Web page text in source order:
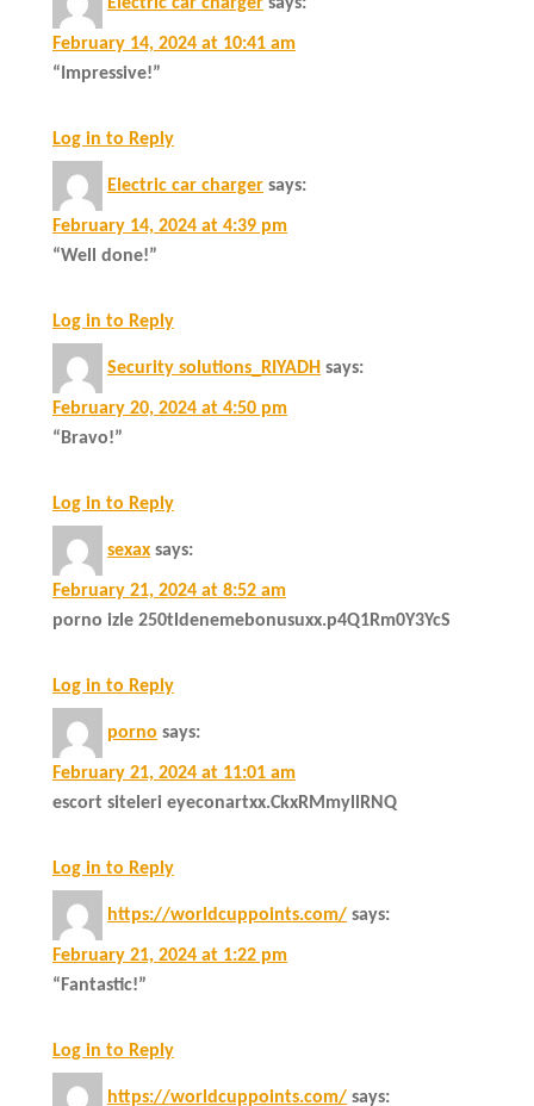
February 14, 2024 at 10:41 am
“Impressive!”
Log in to Reply
Electric car charger says:
February 14, 2024 at 4:39 pm
“Well done!”
Log in to Reply
Security solutions_RIYADH says:
February 20, 2024 at 4:50 pm
“Bravo!”
Log in to Reply
sexax says:
February 21, 2024 at 8:52 am
porno izle 250tldenemebonusuxx.p4Q1Rm0Y3YcS
Log in to Reply
porno says:
February 21, 2024 at 11:01 am
escort siteleri eyeconartxx.CkxRMmyllRNQ
Log in to Reply
https://worldcuppoints.com/ says:
February 21, 2024 at 1:22 pm
“Fantastic!”
Log in to Reply
https://worldcuppoints.com/ says: